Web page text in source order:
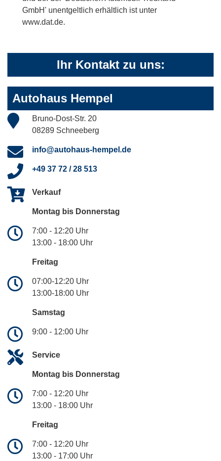
GmbH' unentgeltlich erhältlich ist unter
www.dat.de.
Ihr Kontakt zu uns:
Autohaus Hempel
Bruno-Dost-Str. 20
08289 Schneeberg
info@autohaus-hempel.de
+49 37 72 / 28 513
Verkauf
Montag bis Donnerstag
7:00 - 12:20 Uhr
13:00 - 18:00 Uhr
Freitag
07:00-12:20 Uhr
13:00-18:00 Uhr
Samstag
9:00 - 12:00 Uhr
Service
Montag bis Donnerstag
7:00 - 12:20 Uhr
13:00 - 18:00 Uhr
Freitag
7:00 - 12:20 Uhr
13:00 - 17:00 Uhr